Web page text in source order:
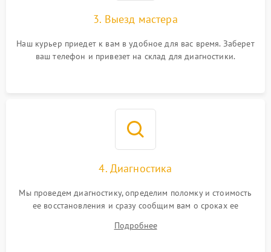
3. Выезд мастера
Наш курьер приедет к вам в удобное для вас время. Заберет
ваш телефон и привезет на склад для диагностики.
4. Диагностика
Мы проведем диагностику, определим поломку и стоимость
ее восстановления и сразу сообщим вам о сроках ее
Подробнее